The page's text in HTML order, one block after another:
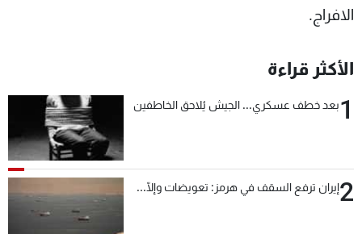
الافراج.
الأكثر قراءة
1بعد خطف عسكري... الجيش يُلاحق الخاطفين
2إيران ترفع السقف في هرمز: تعويضات وإلّا...